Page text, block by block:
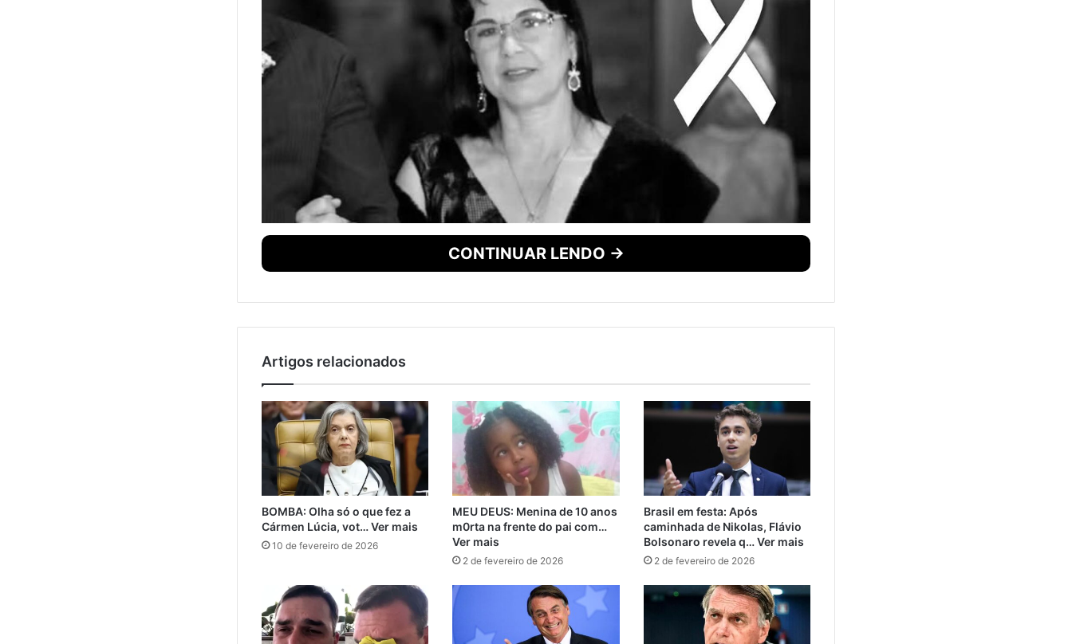
CONTINUAR LENDO →
Artigos relacionados
BOMBA: Olha só o que fez a
Cármen Lúcia, vot… Ver mais
10 de fevereiro de 2026
MEU DEUS: Menina de 10 anos
m0rta na frente do pai com…
Ver mais
2 de fevereiro de 2026
Brasil em festa: Após
caminhada de Nikolas, Flávio
Bolsonaro revela q… Ver mais
2 de fevereiro de 2026